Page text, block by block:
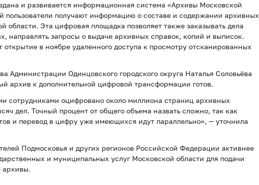
и развивается информационная система «Архивы Московской
пользователи получают информацию о составе и содержании архивных
области. Эта цифровая площадка позволяет также заказывать дела
направлять запросы о выдаче архивных справок, копий и выписок.
в ноябре удаленного доступа к просмотру отсканированных
Администрации Одинцовского городского округа Наталья Соловьёва
архив к дополнительной цифровой трансформации готов.
сотрудниками оцифровано около миллиона страниц архивных
дел. Точный процент от общего объема назвать сложно, так как
и перевод в цифру уже имеющихся идут параллельно», — уточнила
Подмосковья и других регионов Российской Федерации активнее
и муниципальных услуг Московской области для подачи
архивы.